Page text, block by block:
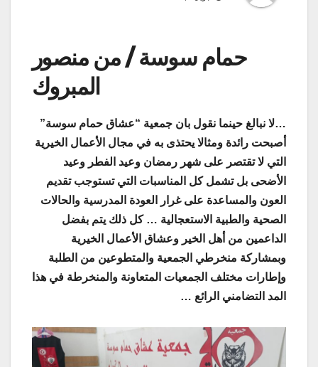
حمام سوسة / من منصور
المبروك
…لا نبالغ حينما نقول بان جمعية “عشاق حمام سوسة”
أصبحت رائدة ومثالا يحتذى به في مجال الأعمال الخيرية
التي لا تقتصر على شهر رمضان وعيد الفطر وعيد
الأضحى بل تشمل كل المناسبات التي تستوجب تقديم
العون والمساعدة على غرار العودة المدرسية والحالات
الصحية والطبية الاستعجالية … كل ذلك يتم بفضل
الداعمين من أهل الخير وعشاق الأعمال الخيرية
وبمشاركة منخرطي الجمعية والمتطوعين من الطلبة
وإطارات مختلف الجمعيات المتعاونة والمنخرطة في هذا
المد التضامني الرائع …